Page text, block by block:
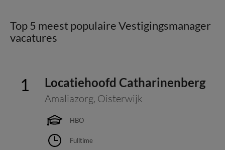
Top 5 meest populaire Vestigingsmanager
vacatures
Locatiehoofd Catharinenberg
Amaliazorg, Oisterwijk
HBO
Fulltime